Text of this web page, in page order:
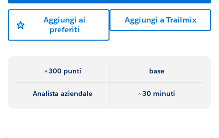
Aggiungi ai
preferiti
Aggiungi a Trailmix
+300 punti base
Analista aziendale ~30 minuti